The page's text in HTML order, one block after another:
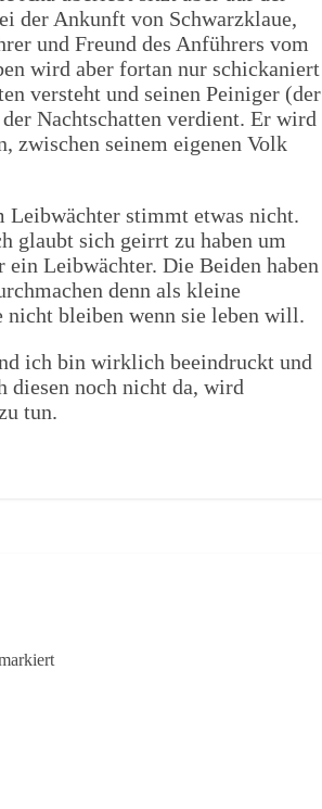
der Ankunft von Schwarzklaue,
und Freund des Anführers vom
wird aber fortan nur schickaniert
versteht und seinen Peiniger (der
Nachtschatten verdient. Er wird
zwischen seinem eigenen Volk
Leibwächter stimmt etwas nicht.
glaubt sich geirrt zu haben um
Leibwächter. Die Beiden haben
denn als kleine
nicht bleiben wenn sie leben will.
ich bin wirklich beeindruckt und
diesen noch nicht da, wird
tun.